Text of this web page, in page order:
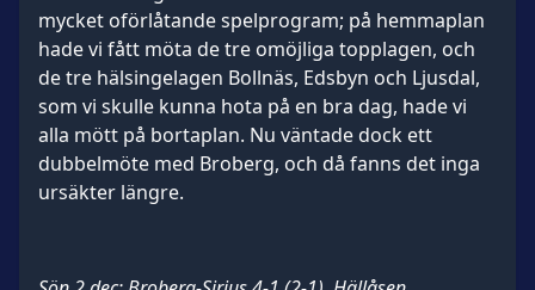
mycket oförlåtande spelprogram; på hemmaplan
hade vi fått möta de tre omöjliga topplagen, och
de tre hälsingelagen Bollnäs, Edsbyn och Ljusdal,
som vi skulle kunna hota på en bra dag, hade vi
alla mött på bortaplan. Nu väntade dock ett
dubbelmöte med Broberg, och då fanns det inga
ursäkter längre.